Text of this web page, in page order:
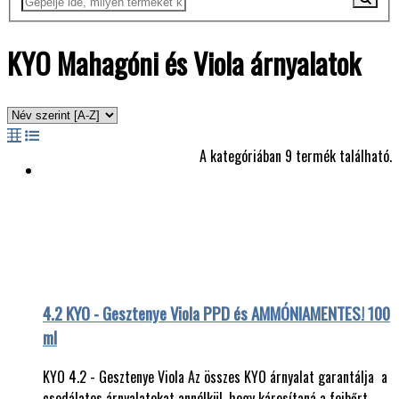
KYO Mahagóni és Viola árnyalatok
A kategóriában 9 termék található.
4.2 KYO - Gesztenye Viola PPD és AMMÓNIAMENTES! 100
ml
KYO 4.2 - Gesztenye Viola Az összes KYO árnyalat garantálja a